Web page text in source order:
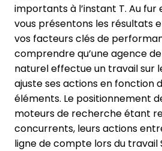
importants à l’instant T. Au fur
vous présentons les résultats
vos facteurs clés de
comprendre qu’une agence
naturel effectue un travail sur
ajuste ses actions en fonction
éléments. Le positionnement
moteurs de recherche étant
concurrents, leurs actions
ligne de compte lors du travail